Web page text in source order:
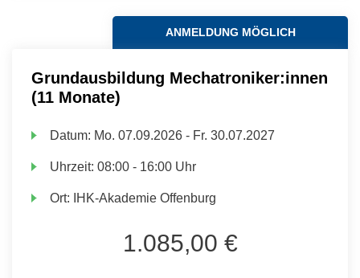
ANMELDUNG MÖGLICH
Grundausbildung Mechatroniker:innen
(11 Monate)
Datum: Mo. 07.09.2026 - Fr. 30.07.2027
Uhrzeit:08:00 - 16:00 Uhr
Ort: IHK-Akademie Offenburg
1.085,00 €